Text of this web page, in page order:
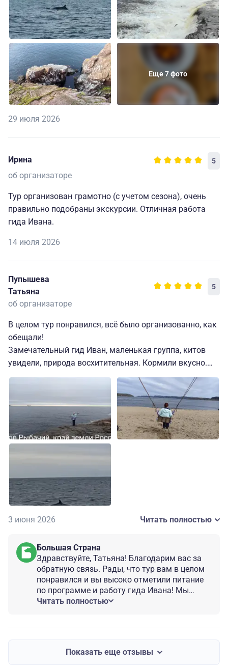
Еще 7 фото
29 июля 2026
Ирина 5
об организаторе
Тур организован грамотно (с учетом сезона), очень
правильно подобраны экскурсии. Отличная работа
гида Ивана.
14 июля 2026
Пупышева
Татьяна
5
об организаторе
В целом тур понравился, всё было организованно, как
обещали!
Замечательный гид Иван, маленькая группа, китов
увидели, природа восхитительная. Кормили вкусно.
Вот только с деревней саамов, конечно, не совпало.
Это обычный жилой дом с загоном для оленей. И если
считать мастер-классом заворачивание картофелины
3 июня 2026 Читать полностью
Большая Страна
Здравствуйте, Татьяна! Благодарим вас за
обратную связь. Рады, что тур вам в целом
понравился и вы высоко отметили питание
по программе и работу гида Ивана! Мы
передали принимающей стороне ваше
Читать полностью
Показать еще отзывы